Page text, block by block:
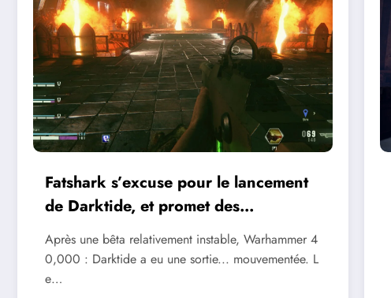
Fatshark s’excuse pour le lancement
de Darktide, et promet des
améliorations concrètes dans les
prochains mois
Après une bêta relativement instable, Warhammer 4
0,000 : Darktide a eu une sortie... mouvementée. L
e…